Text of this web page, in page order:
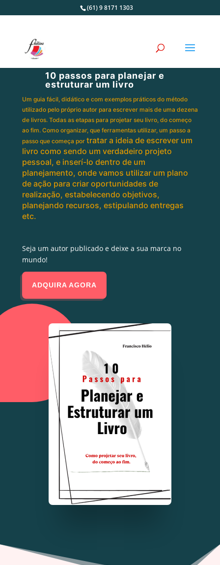
(61) 9 8171 1303
10 passos para planejar e
estruturar um livro
Um guia fácil, didático e com exemplos práticos do método
utilizado pelo próprio autor para escrever mais de uma dezena
de livros. Todas as etapas para projetar seu livro, do começo
ao fim. Como organizar, que ferramentas utilizar, um passo a
passo que começa por tratar a ideia de escrever um
livro como sendo um verdadeiro projeto
pessoal, e inserí-lo dentro de um
planejamento, onde vamos utilizar um plano
de ação para criar oportunidades de
realização, estabelecendo objetivos,
planejando recursos, estipulando entregas
etc.
Seja um autor publicado e deixe a sua marca no
mundo!
ADQUIRA AGORA